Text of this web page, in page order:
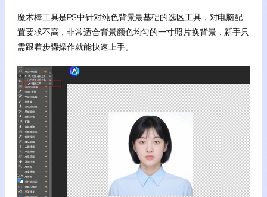
魔术棒工具是PS中针对纯色背景最基础的选区工具，对电脑配
置要求不高，非常适合背景颜色均匀的一寸照片换背景，新手只
需跟着步骤操作就能快速上手。